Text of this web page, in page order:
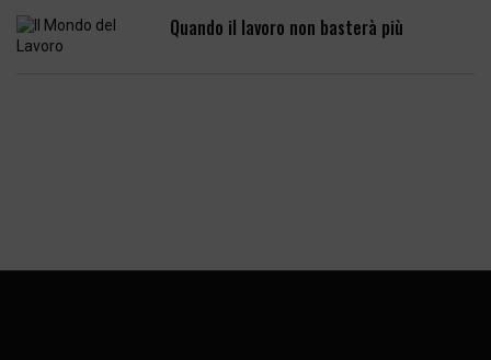
Quando il lavoro non basterà più